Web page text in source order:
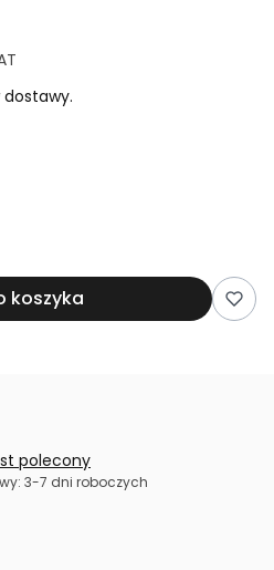
koszyka
polecony
3-7 dni roboczych